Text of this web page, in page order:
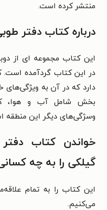
منتشر کرده است.
درباره کتاب دفتر
این کتاب مجموعه ای از
در این کتاب گردآمده است.
دارد که در آن به
بخش شامل آب و هوا،
وسژگی‌های دیگر این منطقه
خواندن کتاب
گیلکی را به چه
این کتاب را به تمام
می‌کنیم.